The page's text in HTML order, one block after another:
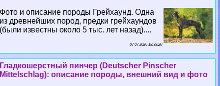
Фото и описание породы Грейхаунд. Одна
из древнейших пород, предки грейхаундов
(были известны около 5 тыс. лет назад)....
07 07 2026 18:39:20
Гладкошерстный пинчер (Deutscher Pinscher
Mittelschlag): описание породы, внешний вид и фото